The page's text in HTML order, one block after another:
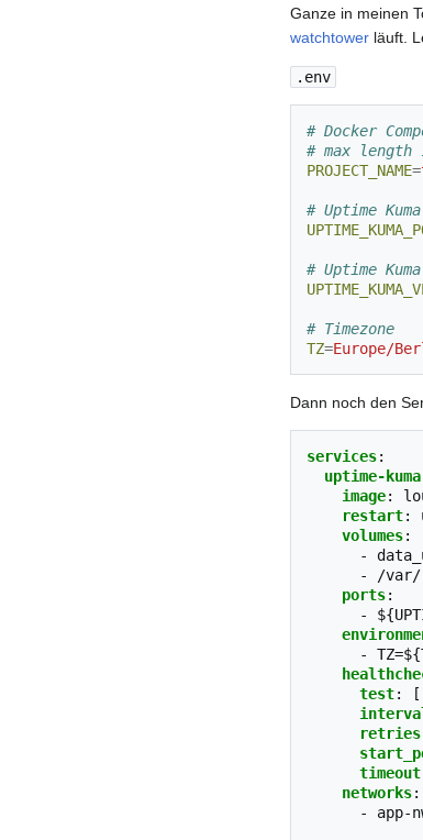
Ganze in meinen
watchtower läuft.
.env
# Docker
# max length
PROJECT_NAME=
# Uptime
# Uptime
# Timezone
TZ=Europe/
Dann noch den
services:
uptime-kuma
image:
restart:
volumes:
-
-
/var/
ports:
-
-
test: [
retries
timeout
networks:
-
app-